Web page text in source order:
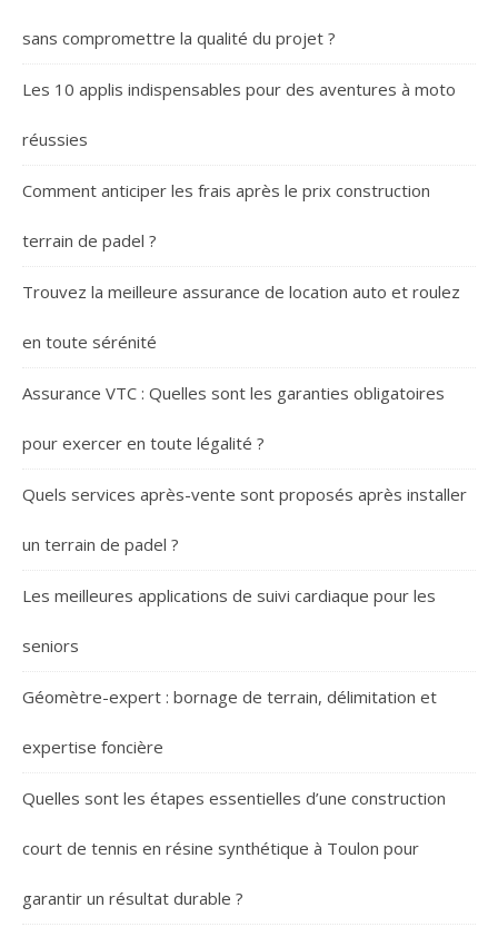
sans compromettre la qualité du projet ?
Les 10 applis indispensables pour des aventures à moto
réussies
Comment anticiper les frais après le prix construction
terrain de padel ?
Trouvez la meilleure assurance de location auto et roulez
en toute sérénité
Assurance VTC : Quelles sont les garanties obligatoires
pour exercer en toute légalité ?
Quels services après-vente sont proposés après installer
un terrain de padel ?
Les meilleures applications de suivi cardiaque pour les
seniors
Géomètre-expert : bornage de terrain, délimitation et
expertise foncière
Quelles sont les étapes essentielles d’une construction
court de tennis en résine synthétique à Toulon pour
garantir un résultat durable ?